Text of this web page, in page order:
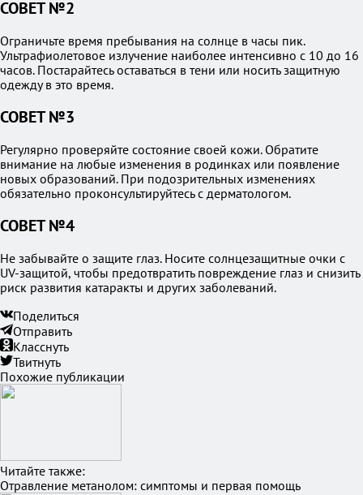
СОВЕТ №2
Ограничьте время пребывания на солнце в часы пик.
Ультрафиолетовое излучение наиболее интенсивно с 10 до 16
часов. Постарайтесь оставаться в тени или носить защитную
одежду в это время.
СОВЕТ №3
Регулярно проверяйте состояние своей кожи. Обратите
внимание на любые изменения в родинках или появление
новых образований. При подозрительных изменениях
обязательно проконсультируйтесь с дерматологом.
СОВЕТ №4
Не забывайте о защите глаз. Носите солнцезащитные очки с
UV-защитой, чтобы предотвратить повреждение глаз и снизить
риск развития катаракты и других заболеваний.
Поделиться
Отправить
Класснуть
Твитнуть
Похожие публикации
Читайте также:
Отравление метанолом: симптомы и первая помощь